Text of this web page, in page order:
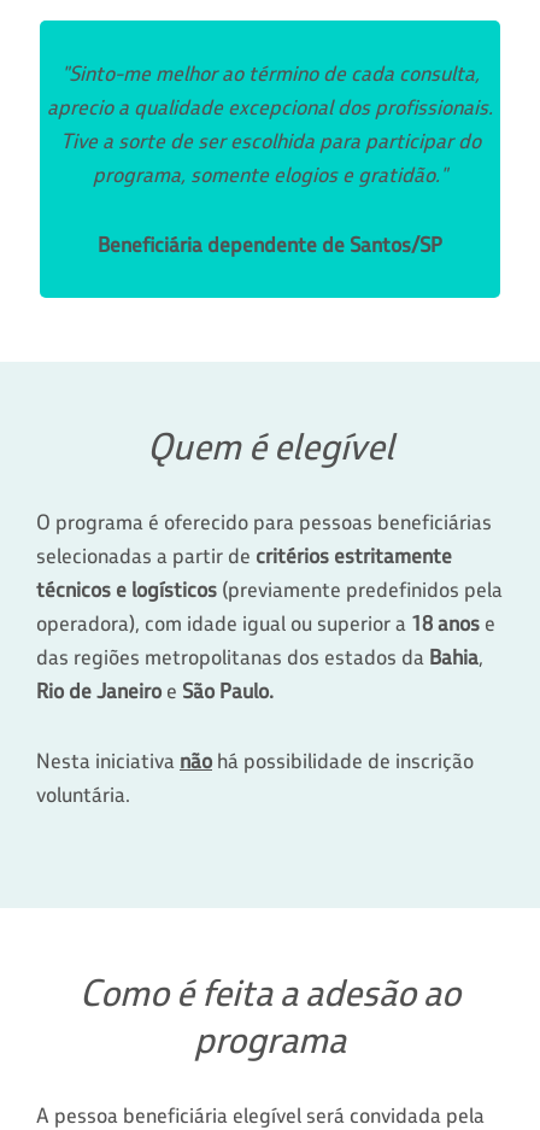
"Sinto-me melhor ao término de cada consulta,
aprecio a qualidade excepcional dos profissionais.
Tive a sorte de ser escolhida para participar do
programa, somente elogios e gratidão."
Beneficiária dependente de Santos/SP
Quem é elegível
O programa é oferecido para pessoas beneficiárias
selecionadas a partir de critérios estritamente
técnicos e logísticos (previamente predefinidos pela
operadora), com idade igual ou superior a 18 anos e
das regiões metropolitanas dos estados da Bahia,
Rio de Janeiro e São Paulo.
Nesta iniciativa não há possibilidade de inscrição
voluntária.
Como é feita a adesão ao
programa
A pessoa beneficiária elegível será convidada pela